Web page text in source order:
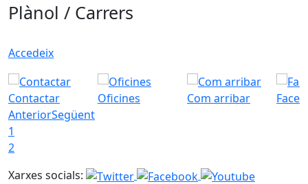
Plànol / Carrers
Accedeix
Contactar Oficines Com arribar
AnteriorSegüent
1
2
Xarxes socials: